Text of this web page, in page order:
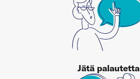
Jätä palautetta